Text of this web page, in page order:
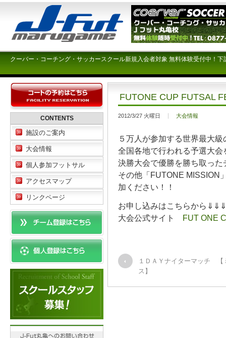
クーバー・コーチング・サッカースクール新規入会者対象 無料体験受付中！
FUTONE CUP FUTSAL
2012/3/27 火曜日 大会情報
５万人が参加する世界最大
全国各地で行われる予選大会
決勝大会で優勝を勝ち取っ
その他「FUTONE MISSION
加ください！！
お申し込みはこちらから⇓⇓⇓
大会公式サイト FUT ONE
１ＤＡＹナイターマッチ 【
ス】
CONTENTS
施設のご案内
大会情報
個人参加フットサル
アクセスマップ
リンクページ